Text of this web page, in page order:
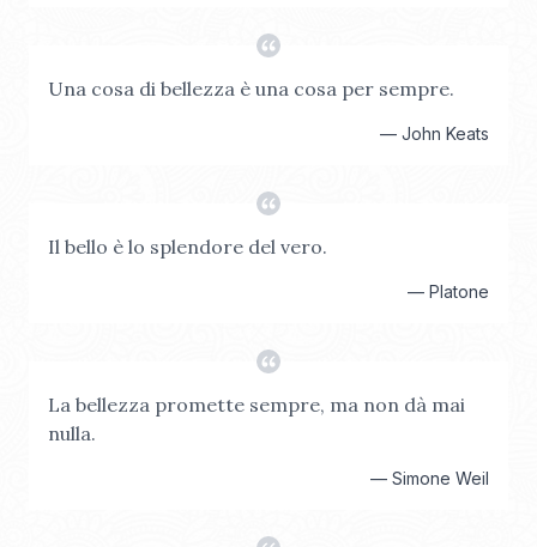
Una cosa di bellezza è una cosa per sempre.
— John Keats
Il bello è lo splendore del vero.
— Platone
La bellezza promette sempre, ma non dà mai
nulla.
— Simone Weil